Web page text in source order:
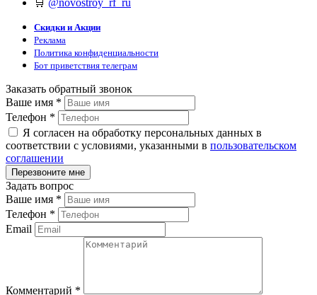
🛒 @novostroy_rf_ru
Скидки и Акции
Реклама
Политика конфиденциальности
Бот приветствия телеграм
Заказать обратный звонок
Ваше имя *
Телефон *
Я согласен на обработку персональных данных в
соответствии с условиями, указанными в пользовательском
соглашении
Задать вопрос
Ваше имя *
Телефон *
Email
Комментарий *